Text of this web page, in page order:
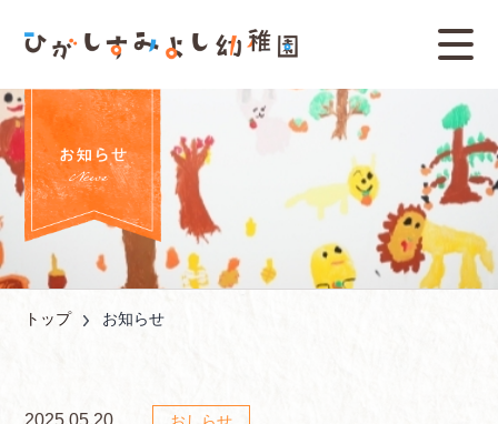
トップ お知らせ
2025.05.20